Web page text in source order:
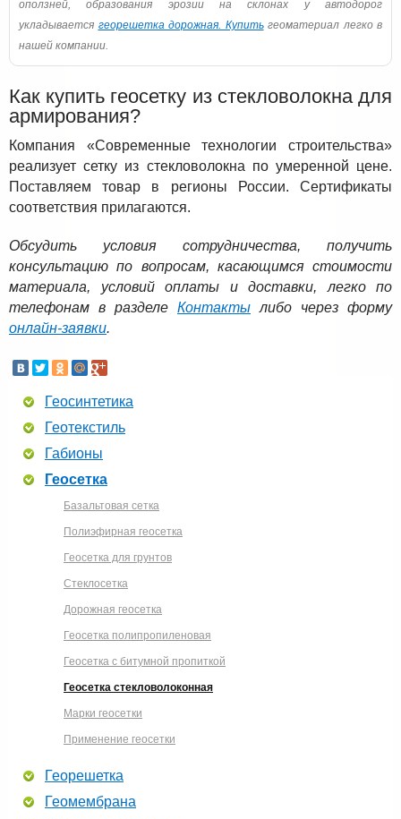
оползней, образования эрозии на склонах у автодорог
укладывается георешетка дорожная. Купитьгеоматериал легко в
нашей компании.
Как купить геосетку из стекловолокна для
армирования?
Компания «Современные технологии строительства»
реализует сетку из стекловолокна по умеренной цене.
Поставляем товар в регионы России. Сертификаты
соответствия прилагаются.
Обсудить условия сотрудничества, получить
консультацию по вопросам, касающимся стоимости
материала, условий оплаты и доставки, легко по
телефонам в разделе Контакты либо через форму
онлайн-заявки.
Геосинтетика
Геотекстиль
Габионы
Геосетка
Базальтовая сетка
Полиэфирная геосетка
Геосетка для грунтов
Стеклосетка
Дорожная геосетка
Геосетка полипропиленовая
Геосетка с битумной пропиткой
Геосетка стекловолоконная
Марки геосетки
Применение геосетки
Георешетка
Геомембрана